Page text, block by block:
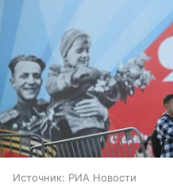
Источник: РИА Новости